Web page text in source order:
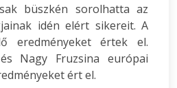
büszkén sorolhatta az
idén elért sikereit. A
eredményeket értek el.
Nagy Fruzsina európai
ért el.